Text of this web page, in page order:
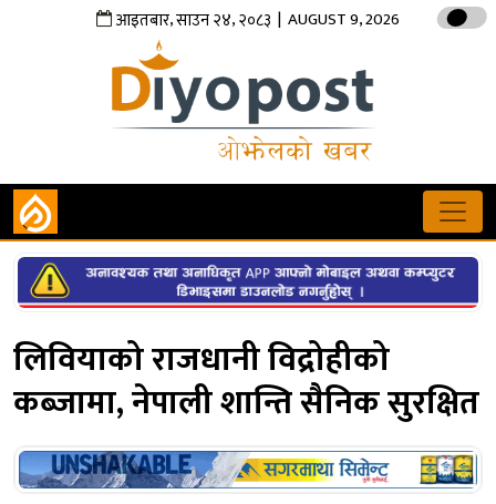
आइतबार,साउन२४,२०८३ | AUGUST 9, 2026
लिवियाको राजधानी विद्रोहीको
कब्जामा, नेपाली शान्ति सैनिक सुरक्षित